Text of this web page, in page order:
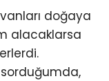
doğaya
alacaklarsa
sorduğumda,